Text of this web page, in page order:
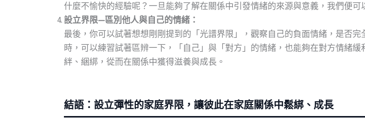
什麼不愉快的經驗呢？一旦能夠了解在關係中引發情緒的來源與意義，我們便可
設立界限—區別他人與自己的情緒：
最後，你可以試著想想剛剛提到的「光譜界限」，觀察自己的負面情緒，是否
時，可以練習試著區辨一下，「自己」與「對方」的情緒，也能夠在對方情緒
絆、綑綁，從而在關係中獲得滋養與成長。
結語：設立彈性的家庭界限，讓彼此在家庭關係中鬆綁、成長